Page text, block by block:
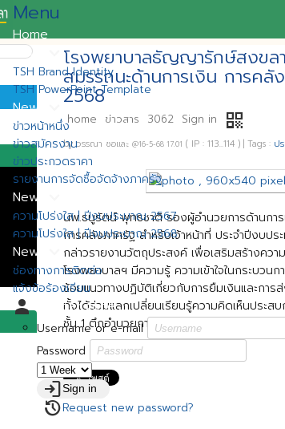
Menu
Home
News
TSH Brand Identity
TSH PowerPoint Template
News
ข่าวหน้าหนึ่ง
ข่าวสมัครงาน
ข่าวประกวดราคา
รายงานการจัดซื้อจัดจ้างภาครัฐ
News
ความโปร่งใส | ปีงบประมาณ 2567
ความโปร่งใส | ปีงบประมาณ 2568
News
ช่องทางการติดต่อ
แจ้งข้อร้องเรียน
personMember zone
Username or e-mail
Password
loginSign in
restoreRequest new password?
โรงพยาบาลธัญญารักษ์สงขล
สมรรถนะด้านการเงิน การค
2568
home ข่าวสาร 3062 Sign in qr_code
byวรรณา ซอและ @16-5-68 17.01 ( IP : 113...114 ) | Tags : ป
นพ.ธนูรัตน์ พุทธชาติ รองผู้อำนวยการด้านการ
การคลังภาครัฐ สำหรับเจ้าหน้าที่ ประจำปีงบ
กล่าวรายงานวัตถุประสงค์ เพื่อเสริมสร้างควา
โรงพยาบาลฯ มีความรู้ ความเข้าใจในกระบวน
ซ้อมแนวทางปฏิบัติเกี่ยวกับการยืมเงินและกา
ทั้งได้ร่วมแลกเปลี่ยนเรียนรู้ความคิดเห็นประ
ชั้น 1 ตึกอำนวยการโรงพยาบาลธัญญารักษ์สงข